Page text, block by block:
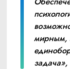
мирным,